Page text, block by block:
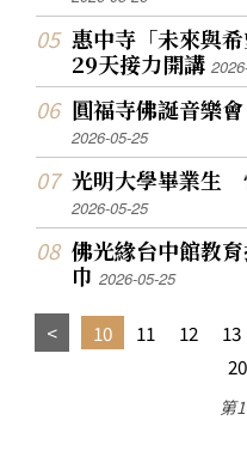
惠中寺「未來與
29天接力開講
圓福寺佛誕音樂
2026-05-25
光明大學畢業生
2026-05-25
佛光緣台中館教
巾2026-05-25
10 11 12 13
20
第